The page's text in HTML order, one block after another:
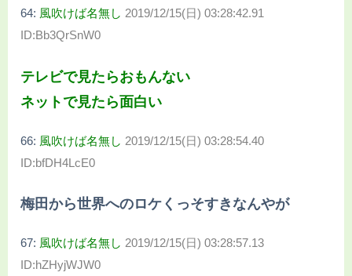
64: 風吹けば名無し 2019/12/15(日) 03:28:42.91
ID:Bb3QrSnW0
テレビで見たらおもんない
ネットで見たら面白い
66: 風吹けば名無し 2019/12/15(日) 03:28:54.40
ID:bfDH4LcE0
梅田から世界へのロケくっそすきなんやが
67: 風吹けば名無し 2019/12/15(日) 03:28:57.13
ID:hZHyjWJW0